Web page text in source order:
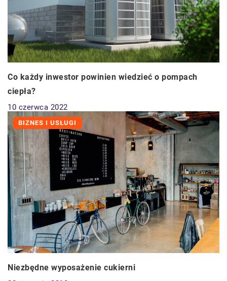
Co każdy inwestor powinien wiedzieć o pompach
ciepła?
10 czerwca 2022
BIZNES I USŁUGI
Niezbędne wyposażenie cukierni